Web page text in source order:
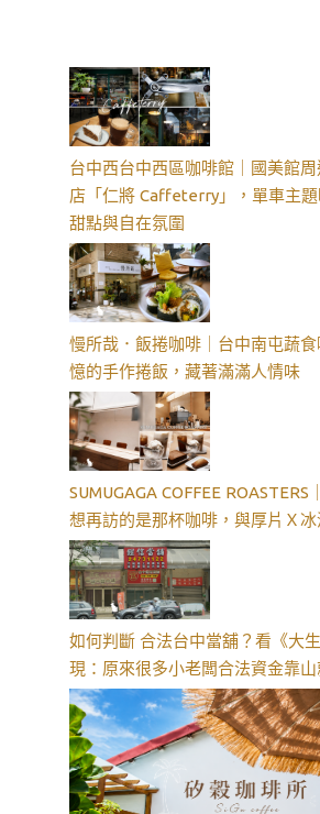
台中西台中西區咖啡館｜國美館
店「仁將 Caffeterry」，單車主
甜點與自在氛圍
慢所哉．飯捲咖啡｜台中南屯蔬
憶的手作捲飯，藏著滿滿人情味
SUMUGAGA COFFEE ROASTERS
想再訪的是那杯咖啡，與厚片Ｘ
如何判斷 合法台中當舖？看《大
現：原來很多小老闆合法資金靠山